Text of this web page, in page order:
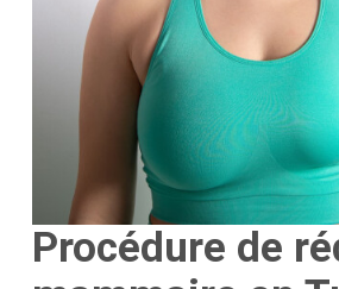
Procédure de